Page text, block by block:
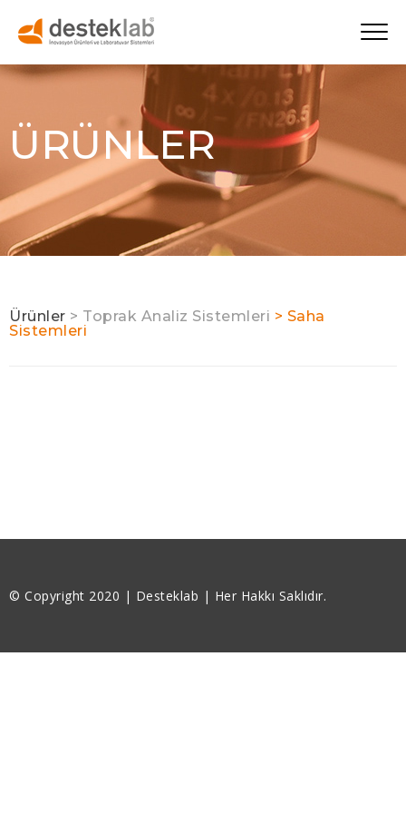
ÜRÜNLER
Ürünler > Toprak Analiz Sistemleri > Saha
Sistemleri
© Copyright 2020 | Desteklab | Her Hakkı Saklıdır.